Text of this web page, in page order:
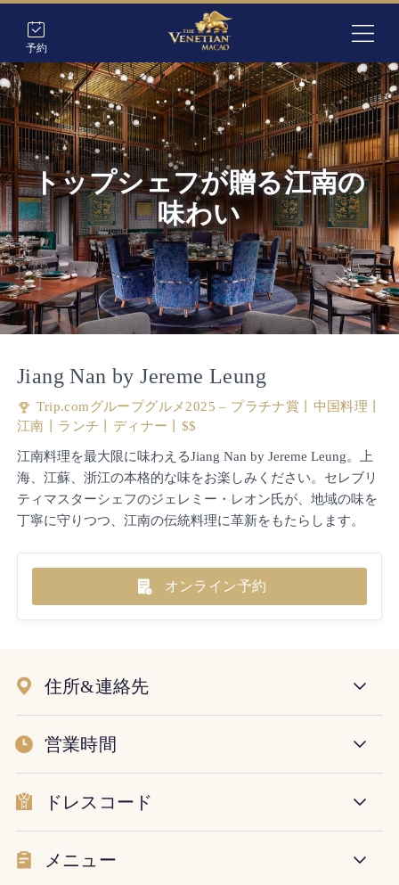
予約
トップシェフが贈る江南の
味わい
Jiang Nan by Jereme Leung
Trip.comグループグルメ2025 – プラチナ賞丨中国料理丨
江南丨ランチ丨ディナー丨$$
江南料理を最大限に味わえるJiang Nan by Jereme Leung。上
海、江蘇、浙江の本格的な味をお楽しみください。セレブリ
ティマスターシェフのジェレミー・レオン氏が、地域の味を
丁寧に守りつつ、江南の伝統料理に革新をもたらします。
オンライン予約
住所&連絡先
営業時間
ドレスコード
メニュー